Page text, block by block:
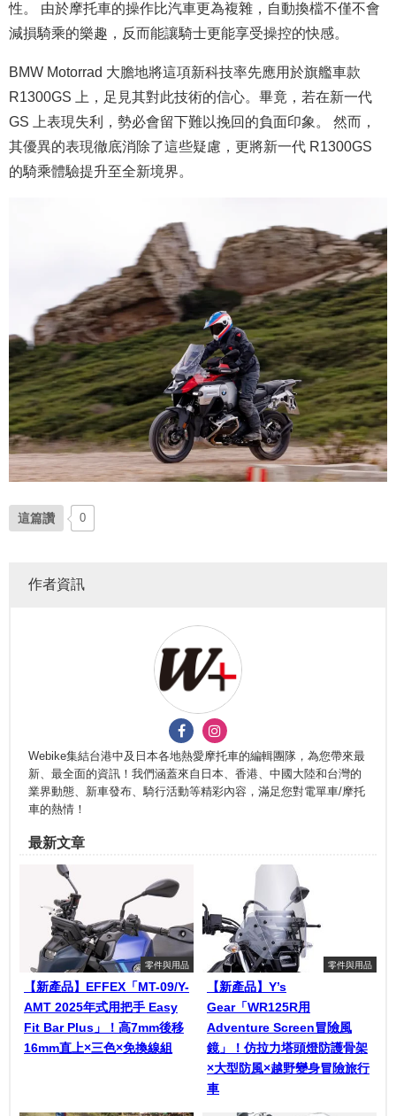
性。 由於摩托車的操作比汽車更為複雜，自動換檔不僅不會
減損騎乘的樂趣，反而能讓騎士更能享受操控的快感。
BMW Motorrad 大膽地將這項新科技率先應用於旗艦車款
R1300GS 上，足見其對此技術的信心。畢竟，若在新一代
GS 上表現失利，勢必會留下難以挽回的負面印象。 然而，
其優異的表現徹底消除了這些疑慮，更將新一代 R1300GS
的騎乘體驗提升至全新境界。
這篇讚 0
作者資訊
Webike集結台港中及日本各地熱愛摩托車的編輯團隊，為您帶來最
新、最全面的資訊！我們涵蓋來自日本、香港、中國大陸和台灣的
業界動態、新車發布、騎行活動等精彩內容，滿足您對電單車/摩托
車的熱情！
最新文章
零件與用品
【新產品】EFFEX「MT-09/Y-
AMT 2025年式用把手 Easy
Fit Bar Plus」！高7mm後移
16mm直上×三色×免換線組
零件與用品
【新產品】Y’s
Gear「WR125R用
Adventure Screen冒險風
鏡」！仿拉力塔頭燈防護骨架
×大型防風×越野變身冒險旅行
車